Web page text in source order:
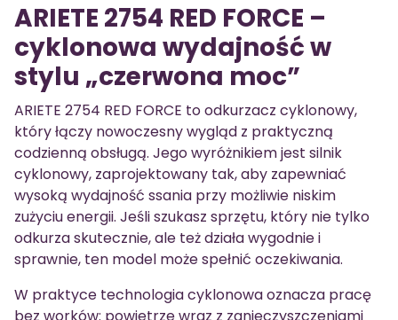
ARIETE 2754 RED FORCE –
cyklonowa wydajność w
stylu „czerwona moc”
ARIETE 2754 RED FORCE to odkurzacz cyklonowy,
który łączy nowoczesny wygląd z praktyczną
codzienną obsługą. Jego wyróżnikiem jest silnik
cyklonowy, zaprojektowany tak, aby zapewniać
wysoką wydajność ssania przy możliwie niskim
zużyciu energii. Jeśli szukasz sprzętu, który nie tylko
odkurza skutecznie, ale też działa wygodnie i
sprawnie, ten model może spełnić oczekiwania.
W praktyce technologia cyklonowa oznacza pracę